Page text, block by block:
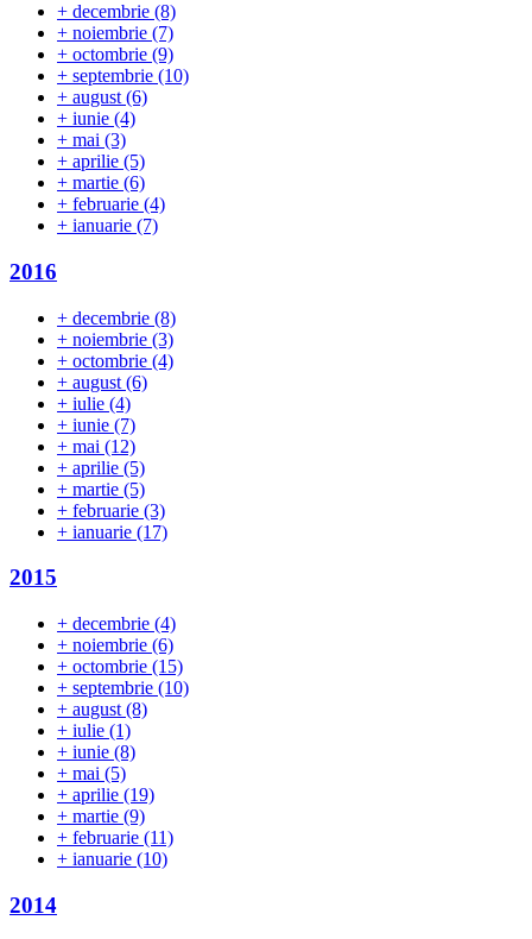
+ decembrie (8)
+ noiembrie (7)
+ octombrie (9)
+ septembrie (10)
+ august (6)
+ iunie (4)
+ mai (3)
+ aprilie (5)
+ martie (6)
+ februarie (4)
+ ianuarie (7)
2016
+ decembrie (8)
+ noiembrie (3)
+ octombrie (4)
+ august (6)
+ iulie (4)
+ iunie (7)
+ mai (12)
+ aprilie (5)
+ martie (5)
+ februarie (3)
+ ianuarie (17)
2015
+ decembrie (4)
+ noiembrie (6)
+ octombrie (15)
+ septembrie (10)
+ august (8)
+ iulie (1)
+ iunie (8)
+ mai (5)
+ aprilie (19)
+ martie (9)
+ februarie (11)
+ ianuarie (10)
2014